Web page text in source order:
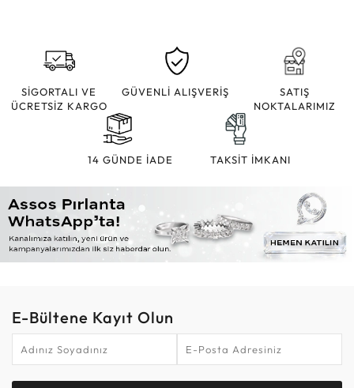
SİGORTALI VE
ÜCRETSİZ KARGO
GÜVENLİ ALIŞVERİŞ
SATIŞ
NOKTALARIMIZ
14 GÜNDE İADE TAKSİT İMKANI
E-Bültene Kayıt Olun